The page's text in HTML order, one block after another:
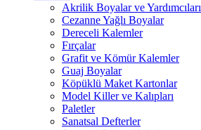
Akrilik Boyalar ve Yardımcıları
Cezanne Yağlı Boyalar
Dereceli Kalemler
Fırçalar
Grafit ve Kömür Kalemler
Guaj Boyalar
Köpüklü Maket Kartonlar
Model Killer ve Kalıpları
Paletler
Sanatsal Defterler